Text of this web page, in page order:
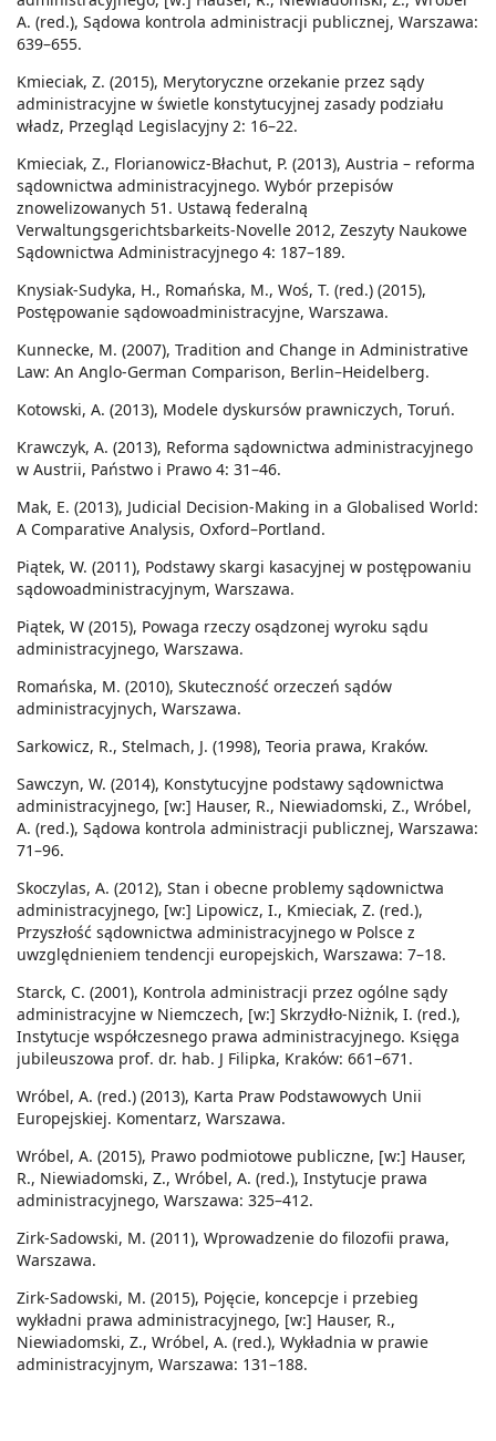
A. (red.), Sądowa kontrola administracji publicznej, Warszawa:
639–655.
Kmieciak, Z. (2015), Merytoryczne orzekanie przez sądy
administracyjne w świetle konstytucyjnej zasady podziału
władz, Przegląd Legislacyjny 2: 16–22.
Kmieciak, Z., Florianowicz-Błachut, P. (2013), Austria – reforma
sądownictwa administracyjnego. Wybór przepisów
znowelizowanych 51. Ustawą federalną
Verwaltungsgerichtsbarkeits-Novelle 2012, Zeszyty Naukowe
Sądownictwa Administracyjnego 4: 187–189.
Knysiak-Sudyka, H., Romańska, M., Woś, T. (red.) (2015),
Postępowanie sądowoadministracyjne, Warszawa.
Kunnecke, M. (2007), Tradition and Change in Administrative
Law: An Anglo-German Comparison, Berlin–Heidelberg.
Kotowski, A. (2013), Modele dyskursów prawniczych, Toruń.
Krawczyk, A. (2013), Reforma sądownictwa administracyjnego
w Austrii, Państwo i Prawo 4: 31–46.
Mak, E. (2013), Judicial Decision-Making in a Globalised World:
A Comparative Analysis, Oxford–Portland.
Piątek, W. (2011), Podstawy skargi kasacyjnej w postępowaniu
sądowoadministracyjnym, Warszawa.
Piątek, W (2015), Powaga rzeczy osądzonej wyroku sądu
administracyjnego, Warszawa.
Romańska, M. (2010), Skuteczność orzeczeń sądów
administracyjnych, Warszawa.
Sarkowicz, R., Stelmach, J. (1998), Teoria prawa, Kraków.
Sawczyn, W. (2014), Konstytucyjne podstawy sądownictwa
administracyjnego, [w:] Hauser, R., Niewiadomski, Z., Wróbel,
A. (red.), Sądowa kontrola administracji publicznej, Warszawa:
71–96.
Skoczylas, A. (2012), Stan i obecne problemy sądownictwa
administracyjnego, [w:] Lipowicz, I., Kmieciak, Z. (red.),
Przyszłość sądownictwa administracyjnego w Polsce z
uwzględnieniem tendencji europejskich, Warszawa: 7–18.
Starck, C. (2001), Kontrola administracji przez ogólne sądy
administracyjne w Niemczech, [w:] Skrzydło-Niżnik, I. (red.),
Instytucje współczesnego prawa administracyjnego. Księga
jubileuszowa prof. dr. hab. J Filipka, Kraków: 661–671.
Wróbel, A. (red.) (2013), Karta Praw Podstawowych Unii
Europejskiej. Komentarz, Warszawa.
Wróbel, A. (2015), Prawo podmiotowe publiczne, [w:] Hauser,
R., Niewiadomski, Z., Wróbel, A. (red.), Instytucje prawa
administracyjnego, Warszawa: 325–412.
Zirk-Sadowski, M. (2011), Wprowadzenie do filozofii prawa,
Warszawa.
Zirk-Sadowski, M. (2015), Pojęcie, koncepcje i przebieg
wykładni prawa administracyjnego, [w:] Hauser, R.,
Niewiadomski, Z., Wróbel, A. (red.), Wykładnia w prawie
administracyjnym, Warszawa: 131–188.